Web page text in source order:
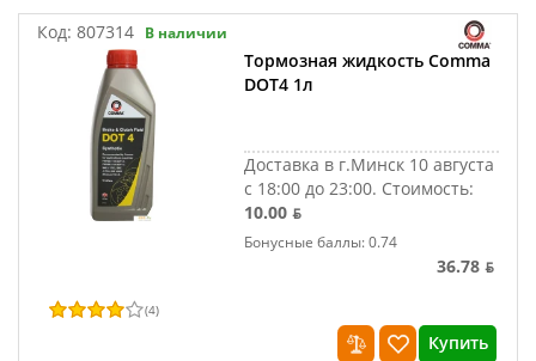
Код: 807314 В наличии
Тормозная жидкость Comma
DOT4 1л
Доставка в г.Минск 10 августа
с 18:00 до 23:00. Стоимость:
10.00 ƃ
Бонусные баллы: 0.74
36.78 ƃ
(4)
Купить